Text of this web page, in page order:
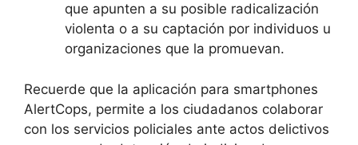
que apunten a su posible radicalización
violenta o a su captación por individuos u
organizaciones que la promuevan.
Recuerde que la aplicación para smartphones
AlertCops, permite a los ciudadanos colaborar
con los servicios policiales ante actos delictivos